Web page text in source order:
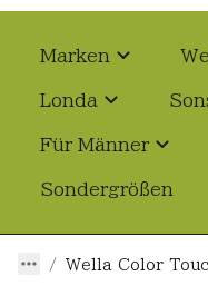
Marken
Londa
Für Männer
Sondergrößen
Wella Color